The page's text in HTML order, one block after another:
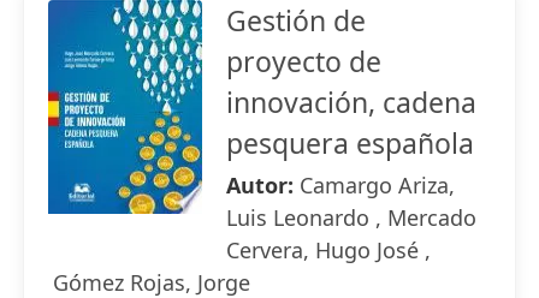
Gestión de
proyecto de
innovación, cadena
pesquera española
Autor: Camargo Ariza,
Luis Leonardo , Mercado
Cervera, Hugo José ,
Gómez Rojas, Jorge